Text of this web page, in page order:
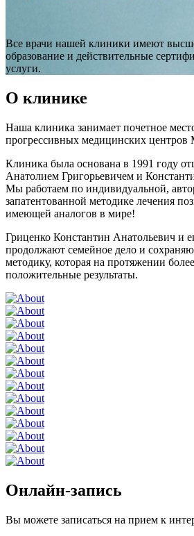
Все врачи нашей клиники имеют
образование и действительные
услуги.
О клинике
Наша клиника занимает почетное
прогрессивных медицинских центров
Клиника была основана в 1991 году
Анатолием Григорьевичем и
Мы работаем по индивидуальной,
запатентованной методике лечения
имеющей аналогов в мире!
Гриценко Константин Анатольевич и
продолжают семейное дело и
методику, которая на протяжении
положительные результаты.
Онлайн-запись
Вы можете записаться на прием к